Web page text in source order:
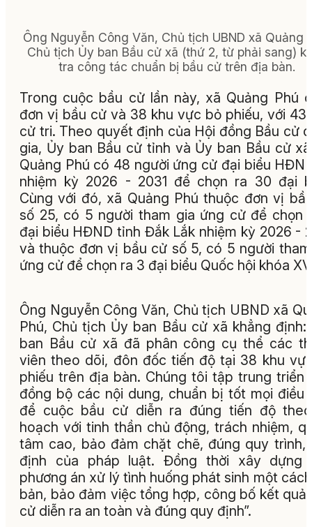
Ông Nguyễn Công Văn, Chủ tịch UBND xã Quảng
Chủ tịch Ủy ban Bầu cử xã (thứ 2, từ phải sang)
tra công tác chuẩn bị bầu cử trên địa bàn.
Trong cuộc bầu cử lần này, xã Quảng Phú
đơn vị bầu cử và 38 khu vực bỏ phiếu, với
cử tri. Theo quyết định của Hội đồng Bầu cử
gia, Ủy ban Bầu cử tỉnh và Ủy ban Bầu cử
Quảng Phú có 48 người ứng cử đại biểu
nhiệm kỳ 2026 - 2031 để chọn ra 30 đại
Cùng với đó, xã Quảng Phú thuộc đơn vị
số 25, có 5 người tham gia ứng cử để chọn
đại biểu HĐND tỉnh Đắk Lắk nhiệm kỳ 2026 -
và thuộc đơn vị bầu cử số 5, có 5 người
ứng cử để chọn ra 3 đại biểu Quốc hội khóa
Ông Nguyễn Công Văn, Chủ tịch UBND xã
Phú, Chủ tịch Ủy ban Bầu cử xã khẳng định:
ban Bầu cử xã đã phân công cụ thể các
viên theo dõi, đôn đốc tiến độ tại 38 khu
phiếu trên địa bàn. Chúng tôi tập trung triển
đồng bộ các nội dung, chuẩn bị tốt mọi điều
để cuộc bầu cử diễn ra đúng tiến độ
hoạch với tinh thần chủ động, trách nhiệm,
tâm cao, bảo đảm chặt chẽ, đúng quy trình,
định của pháp luật. Đồng thời xây dựng
phương án xử lý tình huống phát sinh một
bản, bảo đảm việc tổng hợp, công bố kết quả
cử diễn ra an toàn và đúng quy định”.